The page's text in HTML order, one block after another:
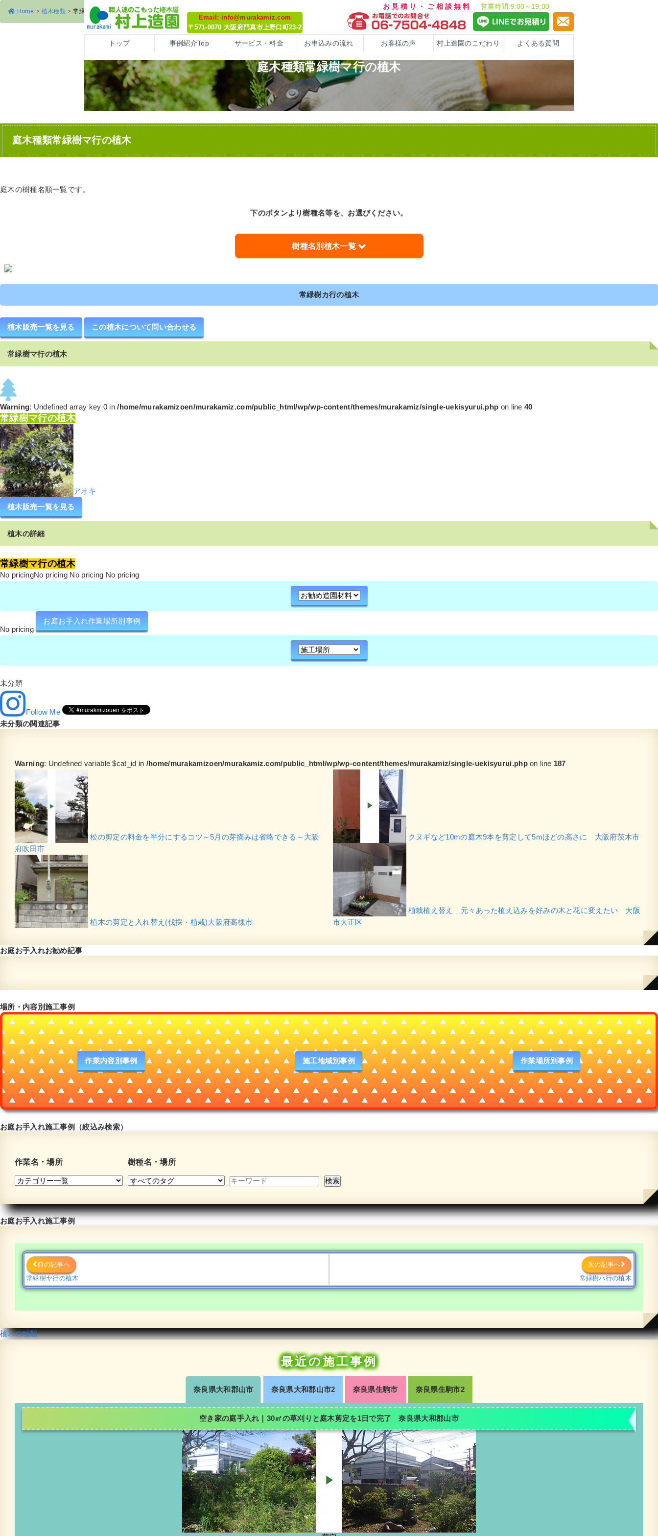
Email: info@murakamiz.com
〒571-0070 大阪府門真市上野口町23-2
お見積り・ご相談無料 営業時間:9:00～19:00
トップ 事例紹介Top サービス・料金 お申込みの流れ お客様の声 村上造園のこだわり よくある質問
Home > 植木種類 > 常緑樹マ行の植木
庭木種類常緑樹マ行の植木
庭木種類常緑樹マ行の植木
庭木の樹種名順一覧です。
下のボタンより樹種名等を、お選びください。
樹種名別植木一覧
常緑樹
ハ行の植木 マ行の植木
落葉樹
常緑樹カ行の植木
植木販売一覧を見る この植木について問い合わせる
常緑樹マ行の植木
Warning: Undefined array key 0 in/home/murakamizoen/murakamiz.com/public_html/wp/wp-content/themes/murakamiz/single-uekisyurui.php on line40
常緑樹マ行の植木
アオキ
植木販売一覧を見る
植木の詳細
常緑樹マ行の植木
No pricingNo pricing No pricing No pricing
No pricing
お庭お手入れ作業場所別事例
未分類
Follow Me
未分類の関連記事
Warning: Undefined variable $cat_id in /home/murakamizoen/murakamiz.com/public_html/wp/wp-content/themes/murakamiz/single-uekisyurui.phpon line 187
松の剪定の料金を半分にするコツ～5月の芽摘みは省略できる～大阪
府吹田市
植木の剪定と入れ替え(伐採・植栽)大阪府高槻市
クヌギなど10mの庭木9本を剪定して5mほどの高さに 大阪府茨木市
植栽植え替え｜元々あった植え込みを好みの木と花に変えたい 大阪
市大正区
お庭お手入れお勧め記事
場所・内容別施工事例
作業内容別事例 施工地域別事例 作業場所別事例
お庭お手入れ施工事例（絞込み検索）
作業名・場所 樹種名・場所
お庭お手入れ施工事例
前の記事へ
常緑樹ヤ行の植木
次の記事へ
常緑樹ハ行の植木
植木の種類
最近の施工事例
奈良県大和郡山市 奈良県大和郡山市2 奈良県生駒市 奈良県生駒市2
空き家の庭手入れ｜30㎡の草刈りと庭木剪定を1日で完了 奈良県大和郡山市